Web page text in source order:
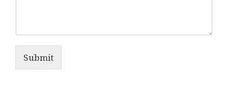
Submit